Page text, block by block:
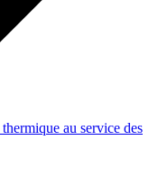
au service des